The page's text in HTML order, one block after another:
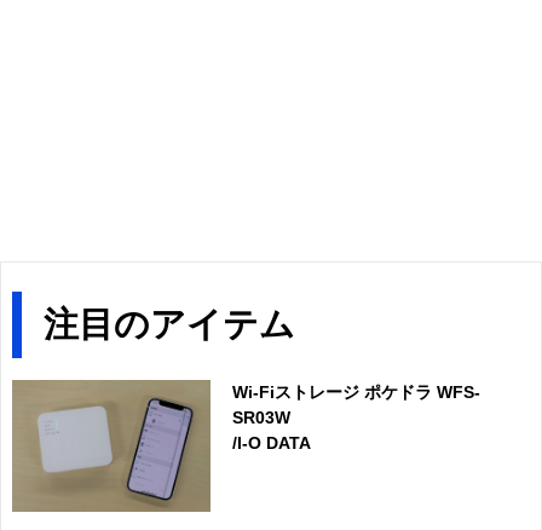
注目のアイテム
Wi-Fiストレージ ポケドラ WFS-
SR03W
/I-O DATA